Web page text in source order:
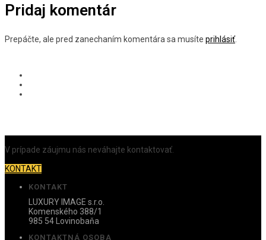
Pridaj komentár
Prepáčte, ale pred zanechaním komentára sa musíte prihlásiť
V prípade záujmu nás neváhajte kontaktovať.
KONTAKT
KONTAKT
LUXURY IMAGE s.r.o.
Komenského 388/1
985 54 Lovinobaňa
KONTAKTNÁ OSOBA